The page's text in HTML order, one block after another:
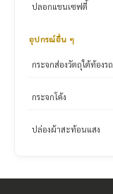
ปลอกแขนเซฟตี้
อุปกรณ์อื่น ๆ
กระจกส่องวัตถุใต้ท้องรถ
กระจกโค้ง
ปล่องผ้าสะท้อนแสง